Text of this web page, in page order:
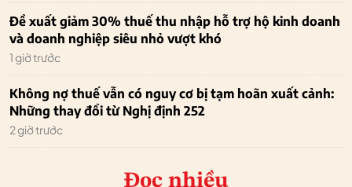
Đề xuất giảm 30% thuế thu nhập hỗ trợ hộ kinh doanh
và doanh nghiệp siêu nhỏ vượt khó
1 giờ trước
Không nợ thuế vẫn có nguy cơ bị tạm hoãn xuất cảnh:
Những thay đổi từ Nghị định 252
2 giờ trước
Đọc nhiều